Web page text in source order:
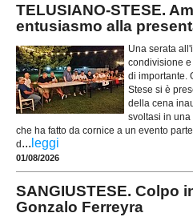
TELUSIANO-STESE.
entusiasmo alla
Una serata
condivisione
di importante.
Stese si è
della cena
svoltasi in
che ha fatto da cornice a un evento
d ... leggi
01/08/2026
SANGIUSTESE. Colpo
Gonzalo Ferreyra